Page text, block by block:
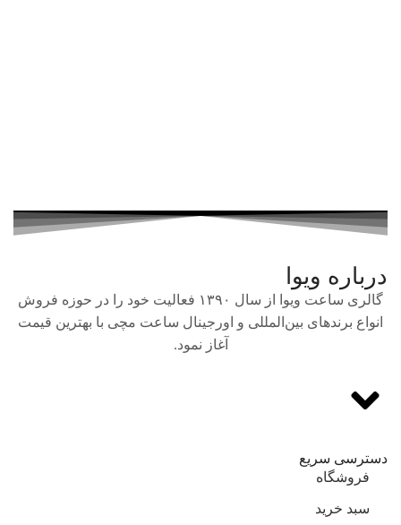
درباره ویوا
گالری ساعت ویوا از سال ۱۳۹۰ فعالیت خود را در حوزه فروش
انواع برندهای بین‌المللی و اورجینال ساعت مچی با بهترین قیمت
آغاز نمود.
دسترسی سریع
فروشگاه
سبد خرید